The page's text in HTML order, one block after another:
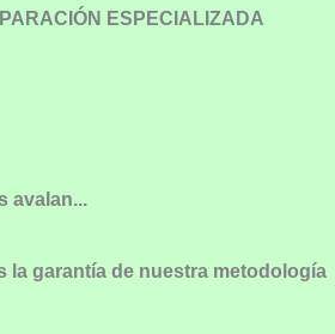
ESPECIALIZADA
avalan...
la garantía de nuestra metodología